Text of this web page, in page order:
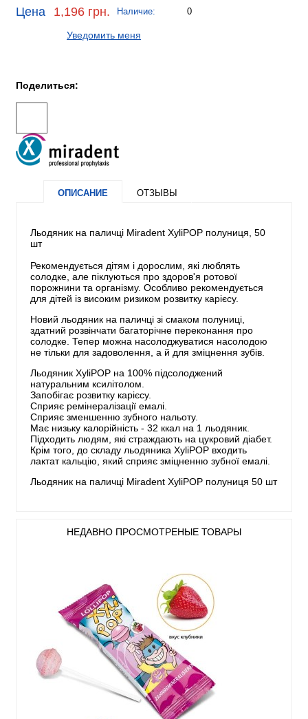
Цена 1,196 грн. Наличие: 0
Уведомить меня
Поделиться:
ОПИСАНИЕ ОТЗЫВЫ
Льодяник на паличці Miradent XyliPOP полуниця, 50
шт
Рекомендується дітям і дорослим, які люблять
солодке, але піклуються про здоров'я ротової
порожнини та організму. Особливо рекомендується
для дітей із високим ризиком розвитку карієсу.
Новий льодяник на паличці зі смаком полуниці,
здатний розвінчати багаторічне переконання про
солодке. Тепер можна насолоджуватися насолодою
не тільки для задоволення, а й для зміцнення зубів.
Льодяник XyliPOP на 100% підсолоджений
натуральним ксилітолом.
Запобігає розвитку карієсу.
Сприяє ремінералізації емалі.
Сприяє зменшенню зубного нальоту.
Має низьку калорійність - 32 ккал на 1 льодяник.
Підходить людям, які страждають на цукровий діабет.
Крім того, до складу льодяника XyliPOP входить
лактат кальцію, який сприяє зміцненню зубної емалі.
Льодяник на паличці Miradent XyliPOP полуниця 50 шт
НЕДАВНО ПРОСМОТРЕНЫЕ ТОВАРЫ